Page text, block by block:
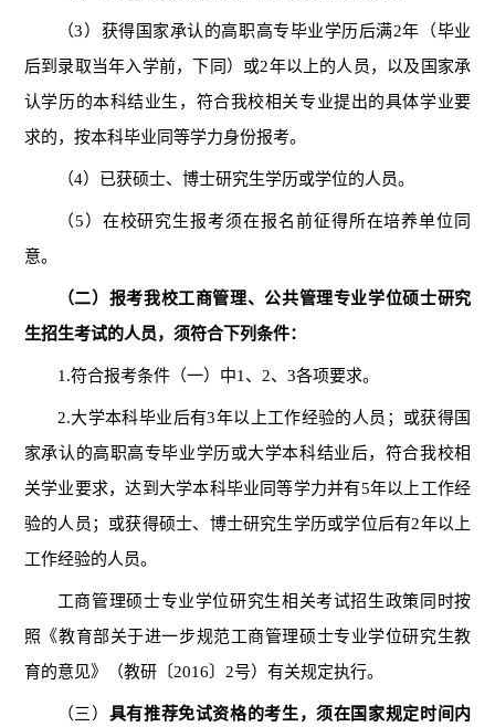
（3）获得国家承认的高职高专毕业学历后满2年（毕业
后到录取当年入学前，下同 ）或2年以上的人员，以及国家承
认学历的本科结业生，符合我校相关专业提出的具体学业要
求的，按本科毕业同等学力身份报考。
（4）已获硕士、博士研究生学历或学位的人员。
（5）在校研究生报考须在报名前征得所在培养单位同
意。
（二）报考我校工商管理、公共管理专业学位硕士研究
生招生考试的人员，须符合下列条件：
1.符合报考条件（一）中1、2、3各项要求。
2.大学本科毕业后有3年以上工作经验的人员；或获得国
家承认的高职高专毕业学历或大学本科结业后，符合我校相
关学业要求，达到大学本科毕业同等学力并有5年以上工作经
验的人员；或获得硕士、 博士研究生学历或学位后有2年以上
工作经验的人员。
工商管理硕士专业学位研究生相关考试招生政策同时按
照《教育部关于进一步规范工商管理硕士专业学位研究生教
育的意见》（教研〔2016〕2号）有关规定执行。
（三） 具有推荐免试资格的考生，须在国家规定时间内